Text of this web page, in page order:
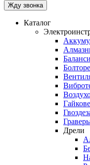
Каталог
Дрели